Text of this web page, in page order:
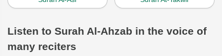
Listen to Surah Al-Ahzab in the voice of
many reciters